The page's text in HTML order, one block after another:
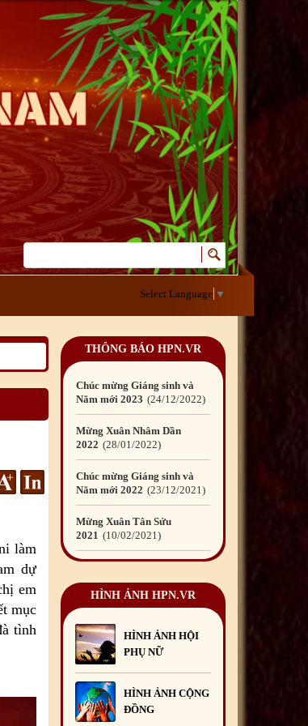
Select Language ▼
làm
dự
em
mục
tình
THÔNG BÁO HPN.VR
Chúc mừng Giáng sinh và
Năm mới 2019 22 /12/2018
Mừng Xuân Bính Ngọ
2026 15/02/2026
Chúc mừng Giáng sinh và
Năm mới 2026 24/12/2025
Chúc mừng Giáng sinh và
Năm mới 2025 24/12/2024
Mừng Xuân Giáp Thìn
09/02/2024
/2023
Mừng Xuân Quý Mão
Chúc mừng Giáng sinh và
Năm mới 2023 24/12/2022
Mừng Xuân Nhâm Dần
2022
28/01/2022
Chúc mừng Giáng sinh và
Năm mới 2022 23
Mừng Xuân Tân Sửu
2021
10/02/2021
Chúc mừng Giáng sinh và
Năm mới 2021 15
2020 22/01/2020
Chúc mừng Giáng sinh và
Năm mới 2020
24
Mừng Xuân Kỷ Hợi
2019 03/02/2019
Chúc mừng Giáng sinh và
Năm mới 2019
HÌNH ẢNH HPN.VR
HÌNH ẢNH HỘI
PHỤ NỮ
HÌNH ẢNH CỘNG
ĐỒNG